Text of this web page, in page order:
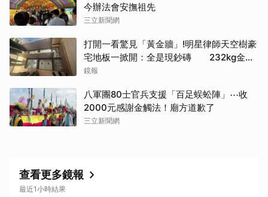
今辦法會安撫祖先
三立新聞網
打開一看驚見「黃金牆」!明星律師天空樹豪
宅地板一掀開：全是現鈔磚 232kg金山
震撼影像曝
鏡報
八軍團80士官兵支援「百足蜈蚣陣」⋯收
2000元感謝金觸法！廟方道歉了
三立新聞網
查看更多鏡報
最近1小時結果